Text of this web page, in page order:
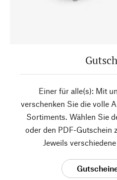
Einer für alle(s): Mit
verschenken Sie die volle
Sortiments. Wählen Sie
oder den PDF-Gutschein
Jeweils